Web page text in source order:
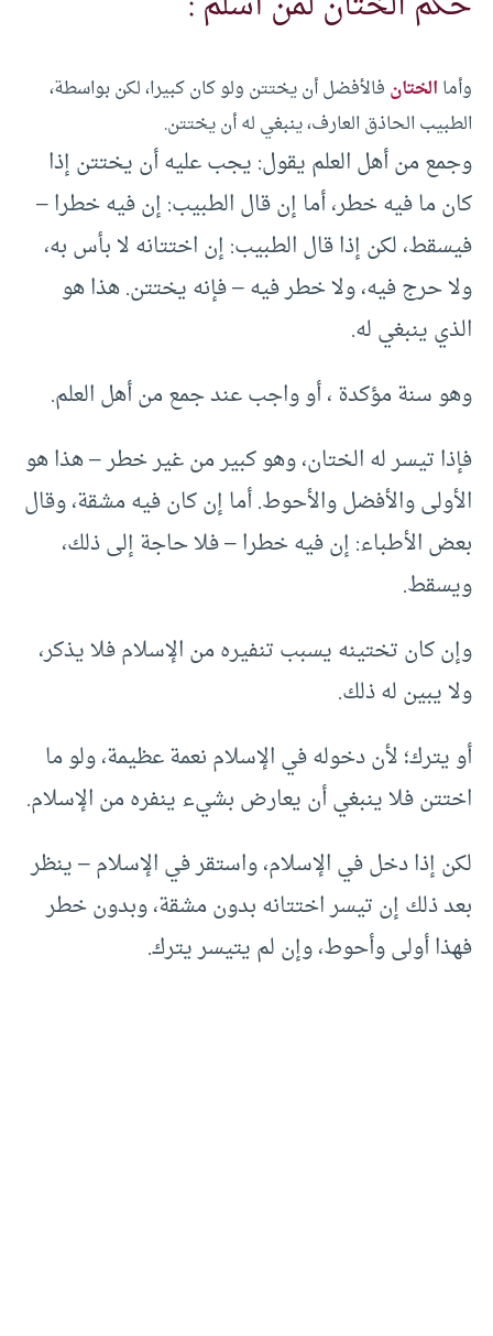
وأما الختان فالأفضل أن يختتن ولو كان كبيرا، لكن بواسطة،
الطبيب الحاذق العارف، ينبغي له أن يختتن.
وجمع من أهل العلم يقول: يجب عليه أن يختتن إذا
كان ما فيه خطر، أما إن قال الطبيب: إن فيه خطرا –
فيسقط، لكن إذا قال الطبيب: إن اختتانه لا بأس به،
ولا حرج فيه، ولا خطر فيه – فإنه يختتن. هذا هو
الذي ينبغي له.
وهو سنة مؤكدة ، أو واجب عند جمع من أهل العلم.
فإذا تيسر له الختان، وهو كبير من غير خطر – هذا هو
الأولى والأفضل والأحوط. أما إن كان فيه مشقة، وقال
بعض الأطباء: إن فيه خطرا – فلا حاجة إلى ذلك،
ويسقط.
وإن كان تختينه يسبب تنفيره من الإسلام فلا يذكر،
ولا يبين له ذلك.
أو يترك؛ لأن دخوله في الإسلام نعمة عظيمة، ولو ما
اختتن فلا ينبغي أن يعارض بشيء ينفره من الإسلام.
لكن إذا دخل في الإسلام، واستقر في الإسلام – ينظر
بعد ذلك إن تيسر اختتانه بدون مشقة، وبدون خطر
فهذا أولى وأحوط، وإن لم يتيسر يترك.